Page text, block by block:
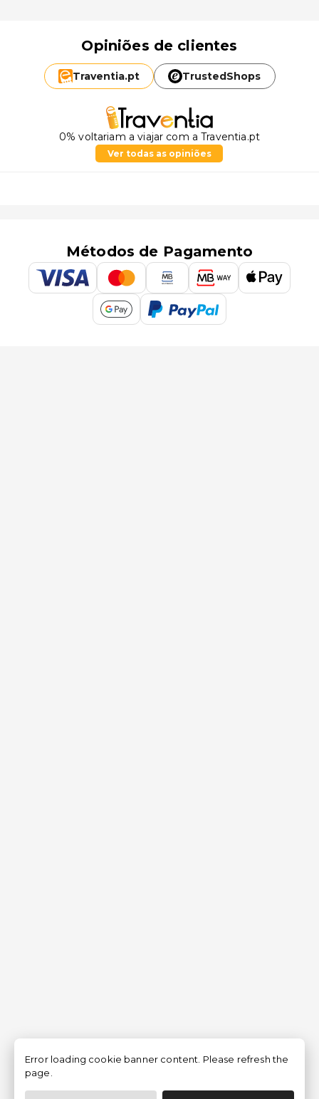
Filtrar
Opiniões de clientes
Traventia.pt TrustedShops
0% voltariam a viajar com a Traventia.pt
Ver todas as opiniões
Métodos de Pagamento
Error loading cookie banner content. Please refresh the
page.